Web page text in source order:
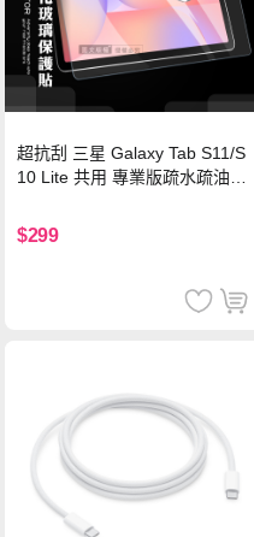
超抗刮 三星 Galaxy Tab S11/S
10 Lite 共用 專業版疏水疏油9H
$299